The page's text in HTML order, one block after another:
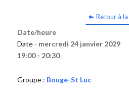
Retour à
Date/heure
Date - mercredi 24 janvier 2029
19:00 - 20:30
Groupe : Bouge-St Luc